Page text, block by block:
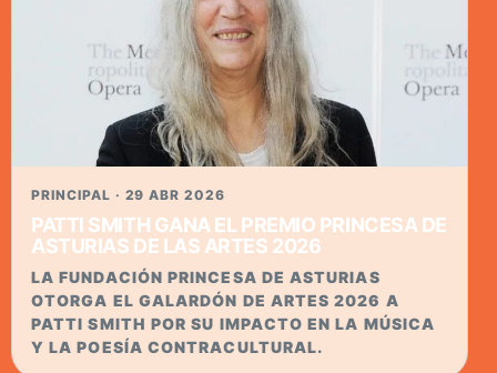
PRINCIPAL · 29 ABR 2026
PATTI SMITH GANA EL PREMIO PRINCESA DE
ASTURIAS DE LAS ARTES 2026
LA FUNDACIÓN PRINCESA DE ASTURIAS
OTORGA EL GALARDÓN DE ARTES 2026 A
PATTI SMITH POR SU IMPACTO EN LA MÚSICA
Y LA POESÍA CONTRACULTURAL.